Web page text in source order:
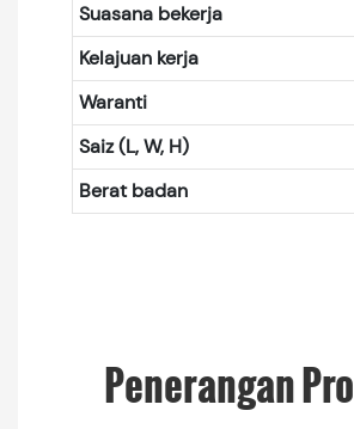
Suasana bekerja
Kelajuan kerja
Waranti
Saiz (L, W, H)
Berat badan
Penerangan